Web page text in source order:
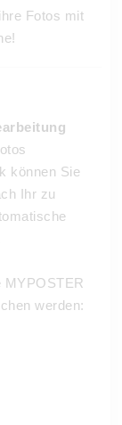
Fotos mit
können Sie
Ihr zu
MYPOSTER
werden: